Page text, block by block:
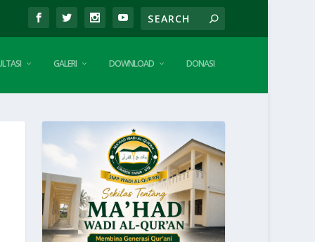
GALERI DOWNLOAD DONASI